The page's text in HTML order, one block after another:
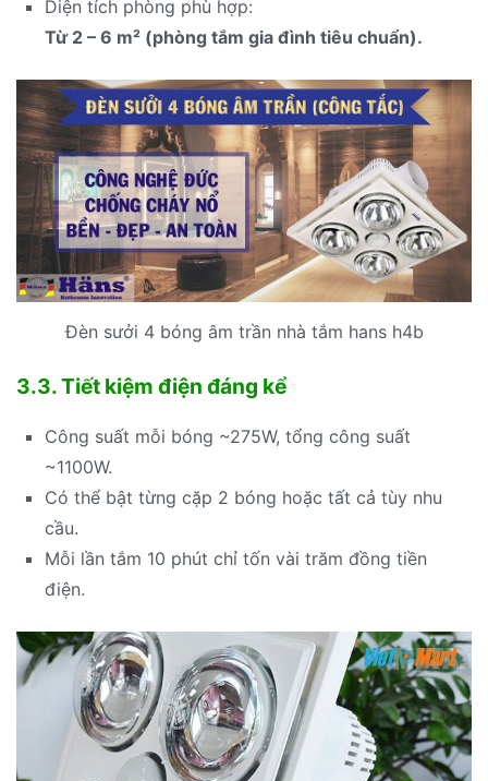
Diện tích phòng phù hợp:
Từ 2 – 6 m² (phòng tắm gia đình tiêu chuẩn).
Đèn sưởi 4 bóng âm trần nhà tắm hans h4b
3.3. Tiết kiệm điện đáng kể
Công suất mỗi bóng ~275W, tổng công suất
~1100W.
Có thể bật từng cặp 2 bóng hoặc tất cả tùy nhu
cầu.
Mỗi lần tắm 10 phút chỉ tốn vài trăm đồng tiền
điện.